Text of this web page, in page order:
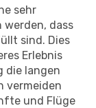
sehr
werden, dass
sind. Dies
Erlebnis
die langen
vermeiden
und Flüge